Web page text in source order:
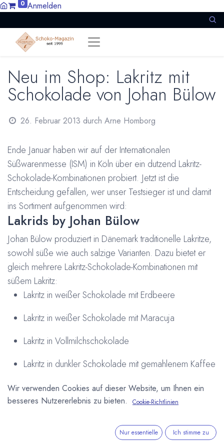
0 Anmelden
Neu im Shop: Lakritz mit
Schokolade von Johan Bülow
26. Februar 2013 durch Arne Homborg
Ende Januar haben wir auf der Internationalen
Süßwarenmesse (ISM) in Köln über ein dutzend Lakritz-
Schokolade-Kombinationen probiert. Jetzt ist die
Entscheidung gefallen, wer unser Testsieger ist und damit
ins Sortiment aufgenommen wird:
Lakrids by Johan Bülow
Johan Bülow produziert in Dänemark traditionelle Lakritze,
sowohl süße wie auch salzige Varianten. Dazu bietet er
gleich mehrere Lakritz-Schokolade-Kombinationen mit
süßem Lakritz:
Lakritz in weißer Schokolade mit Erdbeere
Lakritz in weißer Schokolade mit Maracuja
Lakritz in Vollmilchschokolade
Lakritz in dunkler Schokolade mit gemahlenem Kaffee
Alle Schoko-Lakritze und auch pure Lakritze von Johan
Bülow finden Sie jetzt in unserem Onlineshop:Lakritz mit
26. Februar 2013
Wir verwenden Cookies auf dieser Website, um Ihnen ein
besseres Nutzererlebnis zu bieten.
Cookie-Richtlinien
Nur essentielle Ich stimme zu